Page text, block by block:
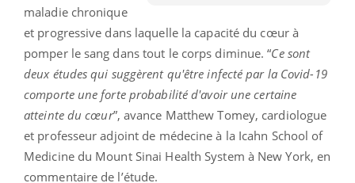
maladie chronique
et progressive dans laquelle la capacité du cœur à
pomper le sang dans tout le corps diminue. “Ce sont
deux études qui suggèrent qu'être infecté par la Covid-19
comporte une forte probabilité d'avoir une certaine
atteinte du cœur”, avance Matthew Tomey, cardiologue
et professeur adjoint de médecine à la Icahn School of
Medicine du Mount Sinai Health System à New York, en
commentaire de l’étude.